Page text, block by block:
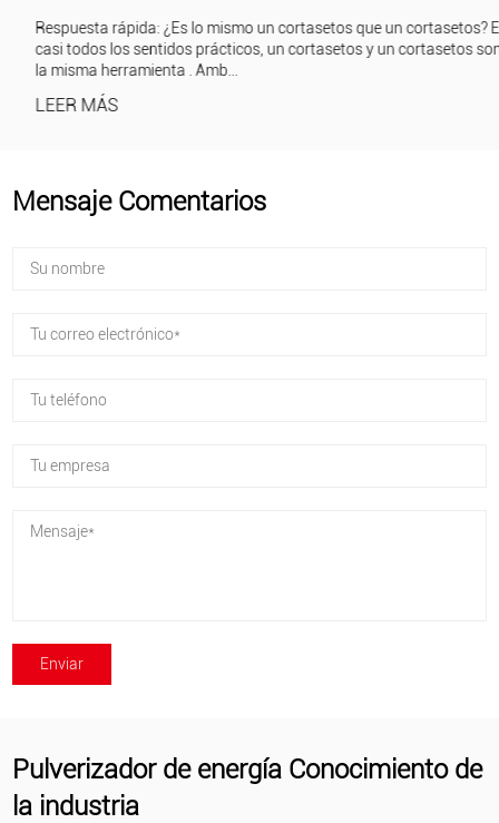
Respuesta rápida: ¿Es lo mismo un cortasetos que un cortasetos? En
casi todos los sentidos prácticos, un cortasetos y un cortasetos son
la misma herramienta . Amb...
LEER MÁS
Mensaje Comentarios
Pulverizador de energía Conocimiento de
la industria